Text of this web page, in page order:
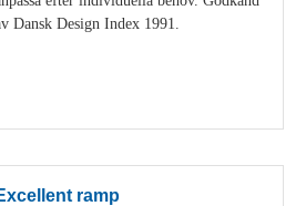
Dansk Design Index 1991.
ramp